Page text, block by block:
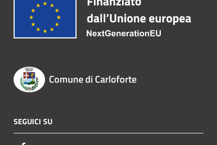
Comune di Carloforte
SEGUICI SU